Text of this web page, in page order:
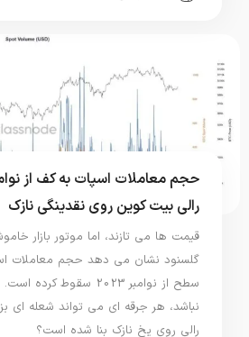
رالی بیت کوین روی نقدینگی نازک
قیمت ها می تازند، اما موتور بازار
گلسنود نشان می دهد حجم معاملات
سطح از نوامبر 2023
نباشد، هر جرقه ای می تواند شعله ای
رالی روی یخ نازک بنا شده است؟